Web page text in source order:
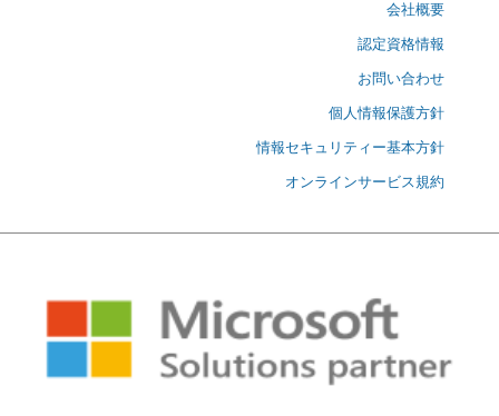
会社概要
認定資格情報
お問い合わせ
個人情報保護方針
情報セキュリティー基本方針
オンラインサービス規約